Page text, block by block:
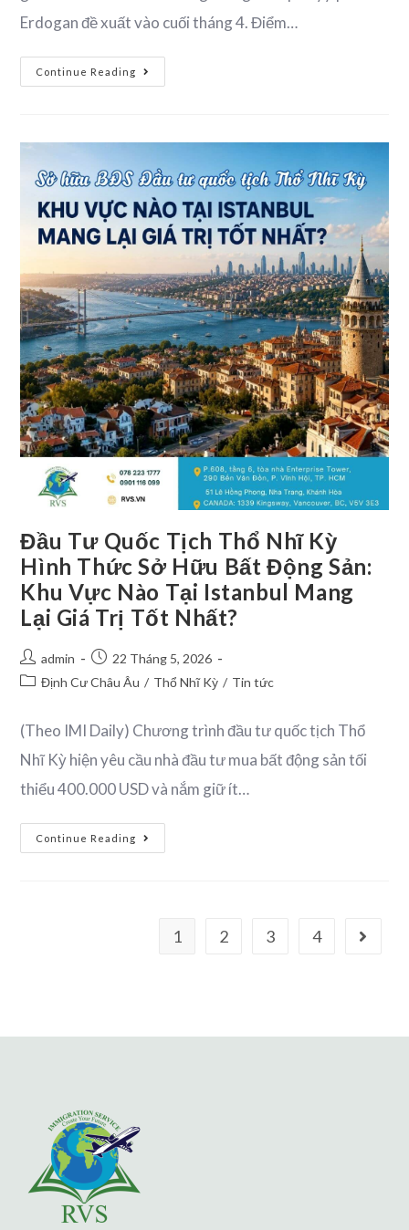
Erdogan đề xuất vào cuối tháng 4. Điểm…
Continue Reading
Đầu Tư Quốc Tịch Thổ Nhĩ Kỳ
Hình Thức Sở Hữu Bất Động Sản:
Khu Vực Nào Tại Istanbul Mang
Lại Giá Trị Tốt Nhất?
admin
22 Tháng 5, 2026
Định Cư Châu Âu / Thổ Nhĩ Kỳ / Tin tức
(Theo IMI Daily) Chương trình đầu tư quốc tịch Thổ
Nhĩ Kỳ hiện yêu cầu nhà đầu tư mua bất động sản tối
thiểu 400.000 USD và nắm giữ ít…
Continue Reading
1 2 3 4